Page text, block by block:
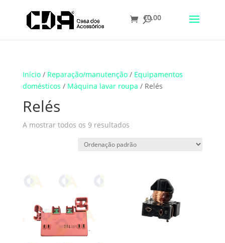
Translate
€0.00
Início/ Reparação/manutenção/ Equipamentos
domésticos / Máquina lavar roupa / Relés
Relés
A mostrar todos os 9 resultados